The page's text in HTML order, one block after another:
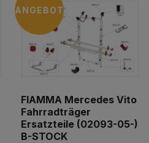
ANGEBOT
FIAMMA Mercedes Vito
Fahrradträger
Ersatzteile (02093-05-)
B-STOCK